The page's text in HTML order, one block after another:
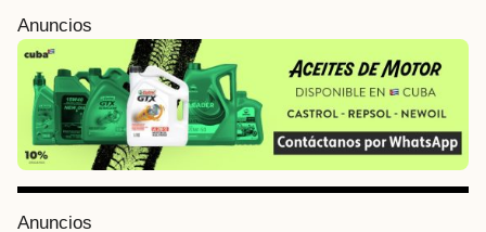
Anuncios
Anuncios
P
o
P
a
g
i